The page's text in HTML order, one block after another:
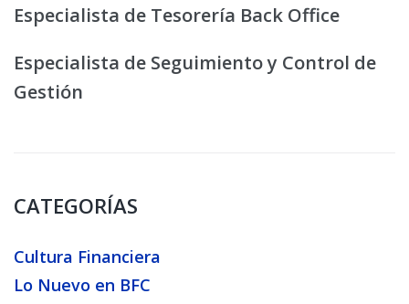
Especialista de Tesorería Back Office
Especialista de Seguimiento y Control de
Gestión
CATEGORÍAS
Cultura Financiera
Lo Nuevo en BFC